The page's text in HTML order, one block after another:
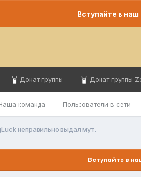
Вступайте в наш
команда Пользователи в сети
Донат группы Донат группы
неправильно выдал мут.
Вступайте в